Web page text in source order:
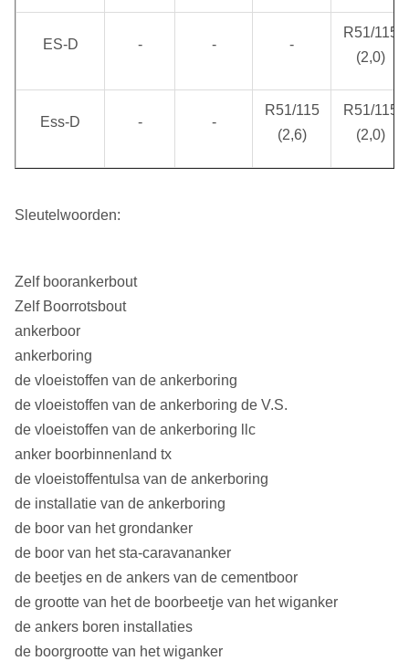
ES-D - - -
R51/115
(2,0)
Ess-D - -
R51/115
(2,6)
R51/115
(2,0)
Sleutelwoorden:
Zelf boorankerbout
Zelf Boorrotsbout
ankerboor
ankerboring
de vloeistoffen van de ankerboring
de vloeistoffen van de ankerboring de V.S.
de vloeistoffen van de ankerboring llc
anker boorbinnenland tx
de vloeistoffentulsa van de ankerboring
de installatie van de ankerboring
de boor van het grondanker
de boor van het sta-caravananker
de beetjes en de ankers van de cementboor
de grootte van het de boorbeetje van het wiganker
de ankers boren installaties
de boorgrootte van het wiganker